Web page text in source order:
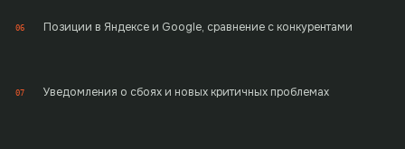
06 Позиции в Яндексе и Google, сравнение с конкурентами
07 Уведомления о сбоях и новых критичных проблемах